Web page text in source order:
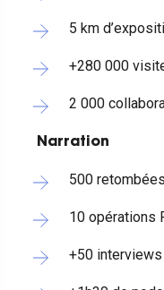
5 km
+280 000
2 000
Narration
500
10 opérations
+50 interviews